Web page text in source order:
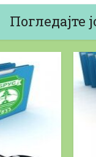
Погледајте